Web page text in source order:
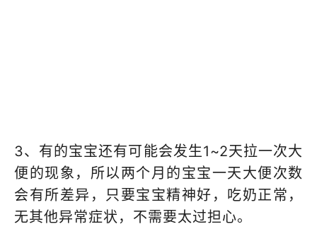
3、有的宝宝还有可能会发生1~2天拉一次大
便的现象，所以两个月的宝宝一天大便次数
会有所差异，只要宝宝精神好，吃奶正常，
无其他异常症状，不需要太过担心。